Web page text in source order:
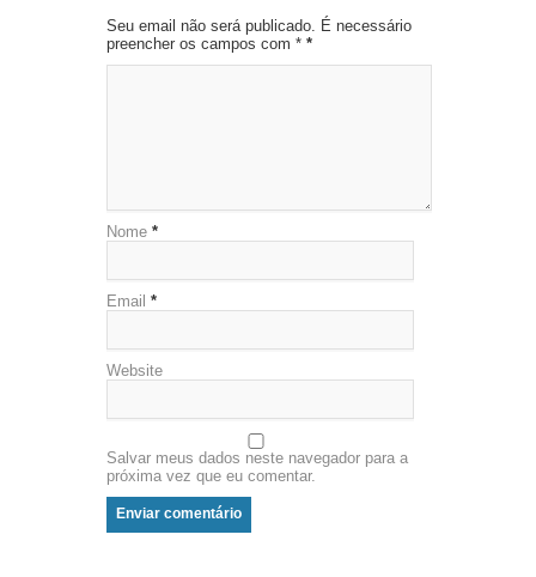
Seu email não será publicado. É necessário
preencher os campos com * *
Nome *
Email *
Website
Salvar meus dados neste navegador para a
próxima vez que eu comentar.